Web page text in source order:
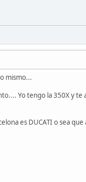
mismo...
Yo tengo la 350X y te
es DUCATI o sea